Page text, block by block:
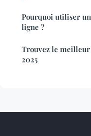
Pourquoi utiliser
ligne ?
Trouvez le
2025